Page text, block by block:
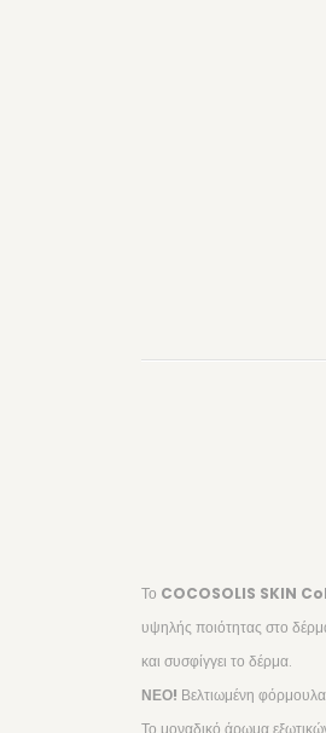
Το COCOSOLIS SKIN
υψηλής ποιότητας στο
και συσφίγγει το δέρμα.
ΝΕΟ! Βελτιωμένη
Το μοναδικό άρωμα